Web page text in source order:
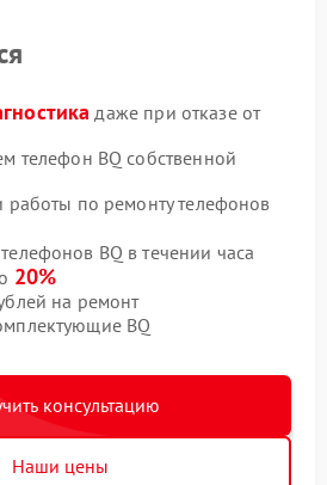
даже при отказе от
телефон BQ собственной
работы по ремонту телефонов
BQ в течении часа
20%
на ремонт
BQ
консультацию
Наши цены